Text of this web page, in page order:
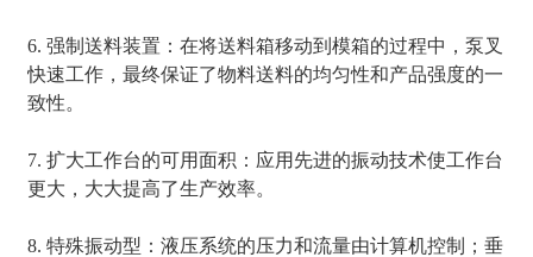
6. 强制送料装置：在将送料箱移动到模箱的过程中，泵叉
快速工作，最终保证了物料送料的均匀性和产品强度的一
致性。
7. 扩大工作台的可用面积：应用先进的振动技术使工作台
更大，大大提高了生产效率。
8. 特殊振动型：液压系统的压力和流量由计算机控制；垂